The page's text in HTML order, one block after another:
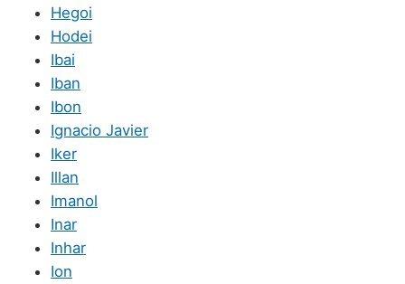
Hegoi
Hodei
Ibai
Iban
Ibon
Ignacio Javier
Iker
Illan
Imanol
Inar
Inhar
Ion